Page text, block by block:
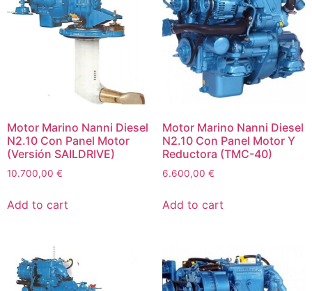
Motor Marino Nanni Diesel
N2.10 Con Panel Motor
(Versión SAILDRIVE)
10.700,00 €
Add to cart
Motor Marino Nanni Diesel
N2.10 Con Panel Motor Y
Reductora (TMC-40)
6.600,00 €
Add to cart